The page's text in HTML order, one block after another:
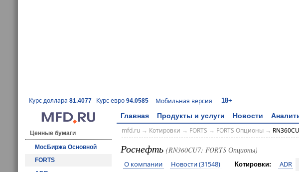
Курс доллара 81.4077 Курс евро 94.0585 Мобильная версия 18+
Главная Продукты и услуги Новости
Ценные бумаги
МосБиржа Основной
FORTS
mfd.ru→ Котировки → FORTS → FORTS Опционы→
Роснефть (RN360CU7: FORTS Опционы)
О компании Новости (31548) Котировки: ADR